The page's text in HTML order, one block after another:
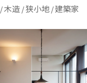
木造 狭小地 建築家